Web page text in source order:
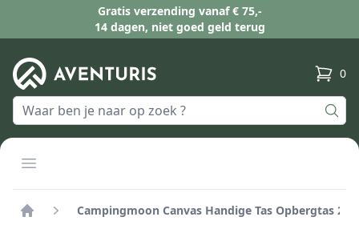
Gratis verzending vanaf € 75,-
14 dagen, niet goed geld terug
0
Open menu
Campingmoon Canvas Handige Tas Opbergtas